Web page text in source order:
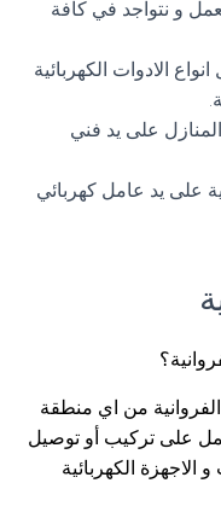
و نتواجد في كافة
الادوات الكهربائية
على يد فني
على يد عامل كهربائي
من اي منطقة
على تركيب أو توصيل
الاجهزة الكهربائية